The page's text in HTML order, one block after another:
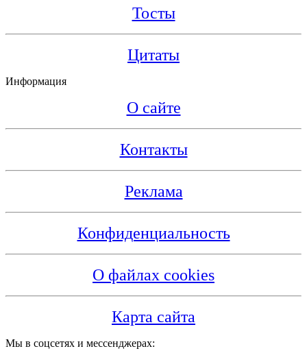
Тосты
Цитаты
Информация
О сайте
Контакты
Реклама
Конфиденциальность
О файлах cookies
Карта сайта
Мы в соцсетях и мессенджерах: